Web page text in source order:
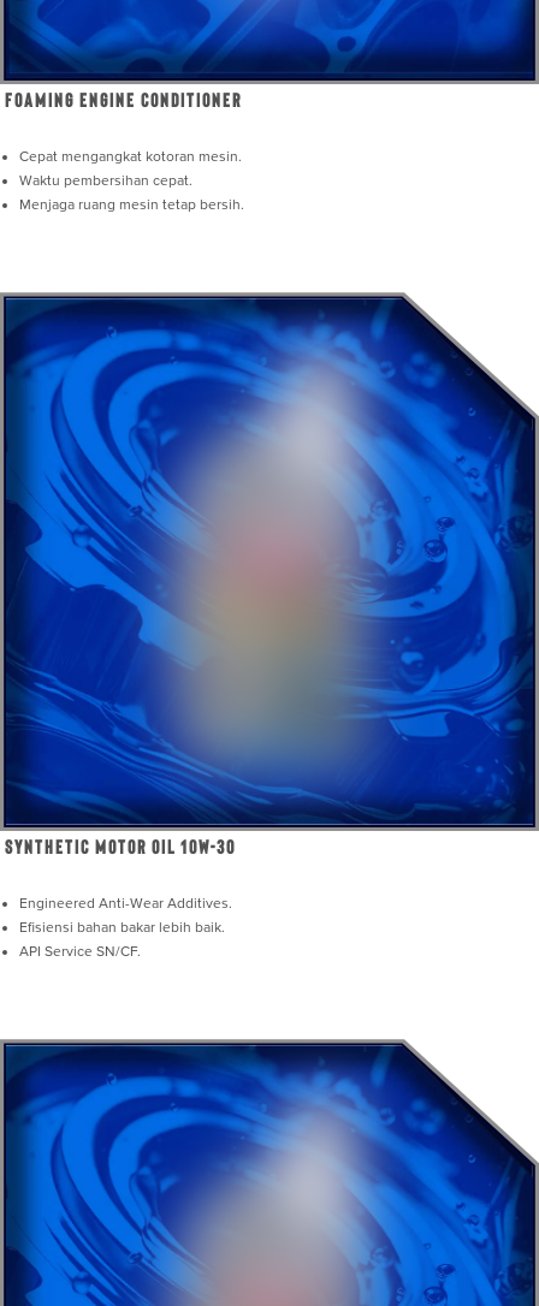
Foaming Engine Conditioner
Cepat mengangkat kotoran mesin.
Waktu pembersihan cepat.
Menjaga ruang mesin tetap bersih.
Synthetic Motor Oil 10W-30
Engineered Anti-Wear Additives.
Efisiensi bahan bakar lebih baik.
API Service SN/CF.